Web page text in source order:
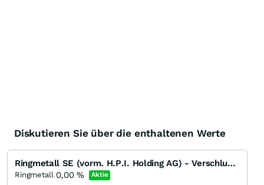
Diskutieren Sie über die enthaltenen Werte
Ringmetall SE (vorm. H.P.I. Holding AG) - Verschlusssysteme für Open-Top-Fässer
Ringmetall 0,00% Aktie